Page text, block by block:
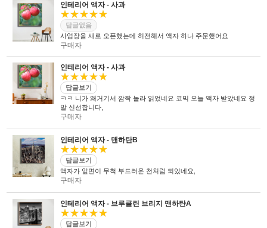
인테리어 액자 - 사과
★★★★★
답글없음
사업장을 새로 오픈했는데 허전해서 액자 하나 주문했어요
구매자
인테리어 액자 - 사과
★★★★★
답글보기
ㅋㅋ 니가 왜거기서 깜짝 놀라 읽었네요 코믹 오늘 액자 받았네요 정
말 신선합니다,
구매자
인테리어 액자 - 맨하탄B
★★★★★
답글보기
액자가 앞면이 무척 부드러운 천처럼 되있네요,
구매자
인테리어 액자 - 브루클린 브리지 맨하탄A
★★★★★
답글보기